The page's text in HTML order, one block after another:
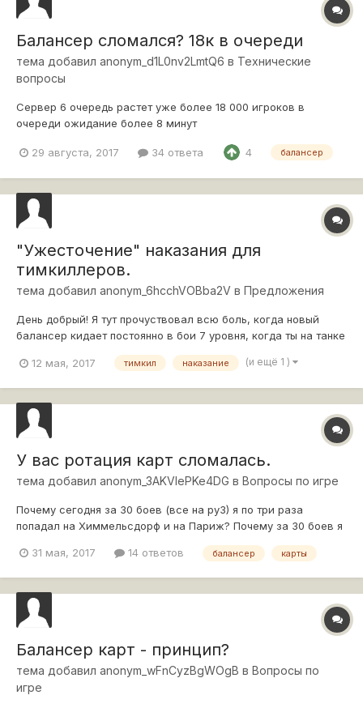
Балансер сломался? 18к в очереди
тема добавил anonym_d1L0nv2LmtQ6 в Технические
вопросы
Сервер 6 очередь растет уже более 18 000 игроков в
очереди ожидание более 8 минут
29 августа, 2017
34 ответа 4 балансер
"Ужесточение" наказания для
тимкиллеров.
тема добавил anonym_6hcchVOBba2V в Предложения
День добрый! Я тут прочуствовал всю боль, когда новый
балансер кидает постоянно в бои 7 уровня, когда ты на танке
балансеру претензий нет). Потому есть предложение по
в голубой цвет, менять "...
12 мая, 2017 тимкил наказание (и ещё 1 )
У вас ротация карт сломалась.
тема добавил anonym_3AKVlePKe4DG в Вопросы по игре
Почему сегодня за 30 боев (все на ру3) я по три раза
попадал на Химмельсдорф и на Париж? Почему за 30 боев я
настройках стоят)?
31 мая, 2017 14 ответов балансер карты
Балансер карт - принцип?
тема добавил anonym_wFnCyzBgWOgB в Вопросы по
игре